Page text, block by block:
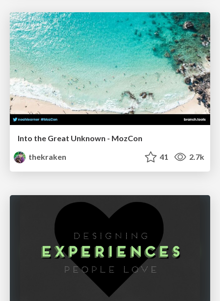
Into the Great Unknown - MozCon
thekraken
41 2.7k